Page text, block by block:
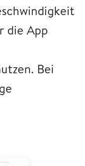
die App
Bei